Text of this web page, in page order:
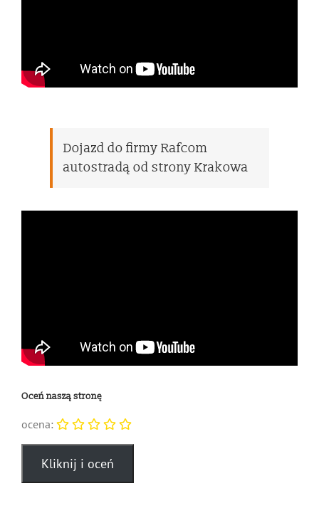
Dojazd do firmy Rafcom
autostradą od strony Krakowa
Oceń naszą stronę
ocena: